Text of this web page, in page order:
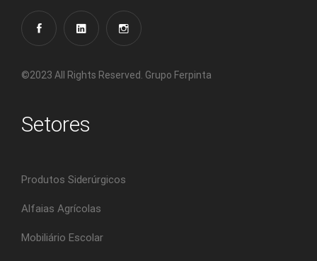
©2023 All Rights Reserved. Grupo Ferpinta
Setores
Produtos Siderúrgicos
Alfaias Agrícolas
Mobiliário Escolar